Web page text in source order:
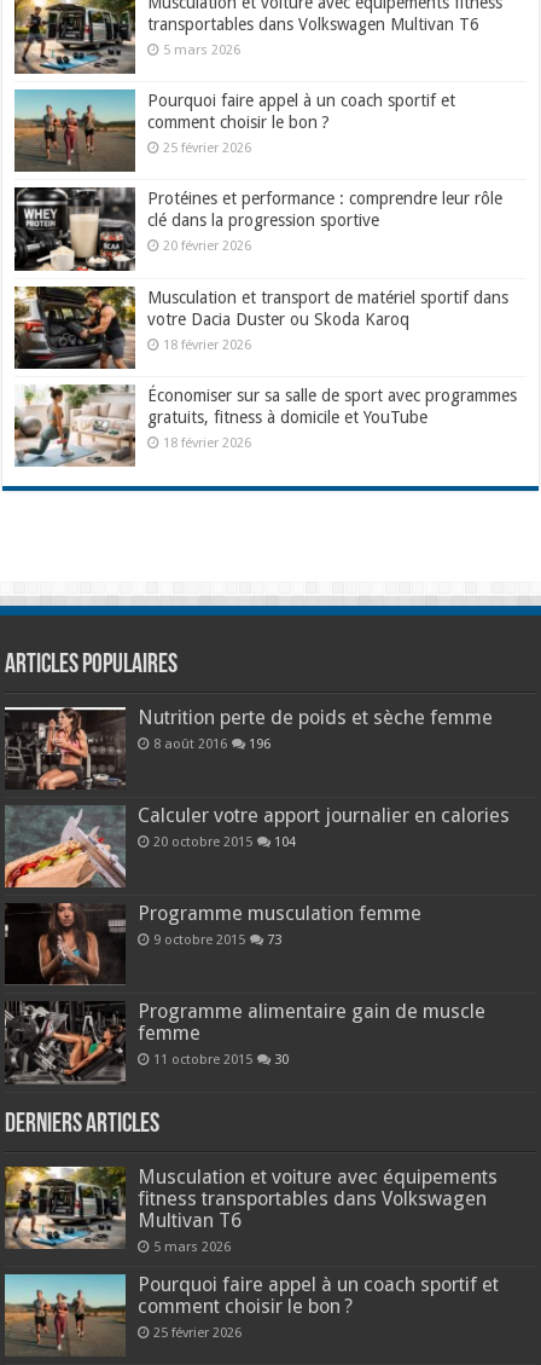
transportables dans Volkswagen Multivan T6
5 mars 2026
Pourquoi faire appel à un coach sportif et
comment choisir le bon ?
25 février 2026
Protéines et performance : comprendre leur rôle
clé dans la progression sportive
20 février 2026
Musculation et transport de matériel sportif dans
votre Dacia Duster ou Skoda Karoq
18 février 2026
Économiser sur sa salle de sport avec programmes
gratuits, fitness à domicile et YouTube
18 février 2026
Articles populaires
Nutrition perte de poids et sèche femme
8 août 2016 196
Calculer votre apport journalier en calories
20 octobre 2015 104
Programme musculation femme
9 octobre 2015 73
Programme alimentaire gain de muscle
femme
11 octobre 2015 30
Derniers articles
Musculation et voiture avec équipements
fitness transportables dans Volkswagen
Multivan T6
5 mars 2026
Pourquoi faire appel à un coach sportif et
comment choisir le bon ?
25 février 2026